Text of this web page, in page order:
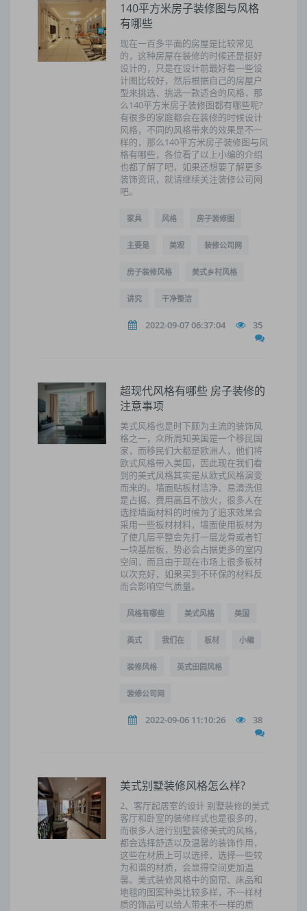
140平方米房子装修图与风格
有哪些
现在一百多平面的房屋是比较常见
的，这种房屋在装修的时候还是挺好
设计的，只是在设计前最好看一些设
计图比较好，然后根据自己的房屋户
型来挑选，挑选一款适合的风格，那
么140平方米房子装修图都有哪些呢?
有很多的家庭都会在装修的时候设计
风格，不同的风格带来的效果是不一
样的，那么140平方米房子装修图与风
格有哪些，各位看了以上小编的介绍
也都了解了吧，如果还想要了解更多
装饰资讯，就请继续关注装修公司网
吧。
家具 风格 房子装修图
主要是 美观 装修公司网
房子装修风格 美式乡村风格
讲究 干净整洁
2022-09-07 06:37:04 35
超现代风格有哪些 房子装修的
注意事项
美式风格也是时下颇为主流的装饰风
格之一，众所周知美国是一个移民国
家，而移民们大都是欧洲人，他们将
欧式风格带入美国，因此现在我们看
到的美式风格其实是从欧式风格演变
而来的。墙面贴板材洁净、易清洗但
是占据、费用高且不放火，很多人在
选择墙面材料的时候为了追求效果会
采用一些板材材料，墙面使用板材为
了使几层平整会先打一层龙骨或者钉
一块基层板，势必会占据更多的室内
空间，而且由于现在市场上很多板材
以次充好，如果买到不环保的材料反
而会影响空气质量。
风格有哪些 美式风格 美国
英式 我们在 板材 小编
装修风格 英式田园风格
装修公司网
2022-09-06 11:10:26 38
美式别墅装修风格怎么样?
2、客厅起居室的设计 别墅装修的美式
客厅和卧室的装修样式也是很多的，
而很多人进行别墅装修美式的风格，
都会选择舒适以及温馨的装饰作用，
这些在材质上可以选择，选择一些较
为和谐的材质，会显得空间更加温
馨。美式装修风格中的窗帘、床品和
地毯的图案种类比较多样，不一样材
质的饰品可以给人带来不一样的质